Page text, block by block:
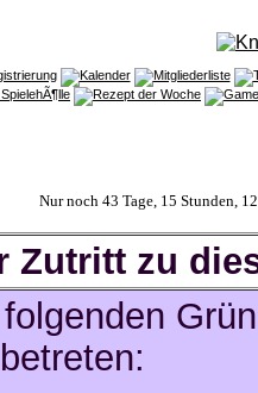
Nur noch 43 Tage, 15 Stunden,
Zutritt zu